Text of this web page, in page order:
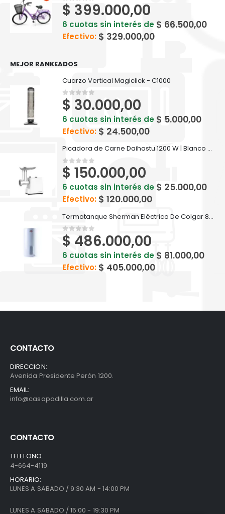
0out of 5
$ 399.000,00
6 cuotas sin interés de $ 66.500,00
Efectivo: $ 329.000,00
MEJOR RANKEADOS
Cuarzo Vertical Magiclick - C1000
0out of 5
$ 30.000,00
6 cuotas sin interés de $ 5.000,00
Efectivo: $ 24.500,00
Picadora de Carne Daihastu 1200 W | Blanco - D-PI1200
0out of 5
$ 150.000,00
6 cuotas sin interés de $ 25.000,00
Efectivo: $ 120.000,00
Termotanque Sherman Eléctrico De Colgar 85 Litros - TECC085ESHK2
0out of 5
$ 486.000,00
6 cuotas sin interés de $ 81.000,00
Efectivo: $ 405.000,00
CONTACTO
DIRECCION:
Avenida Presidente Perón 1200.
EMAIL:
info@casapadilla.com.ar
CONTACTO
TELEFONO:
4-664-4119
HORARIO:
LUNES A SABADO / 9:30 AM - 14:00 PM
LUNES A SABADO / 15:00 - 19:30 PM